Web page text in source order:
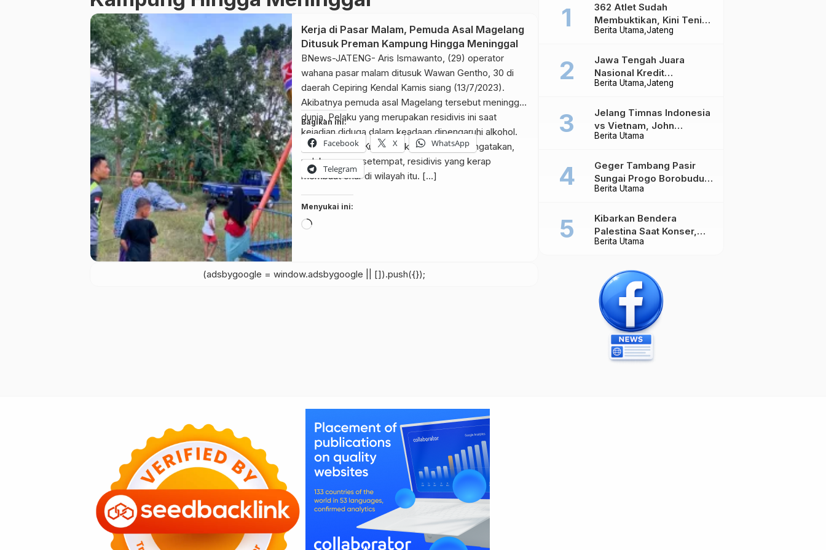
Kerja di Pasar Malam, Pemuda Asal Magelang
Ditusuk Preman Kampung Hingga Meninggal
BNews-JATENG- Aris Ismawanto, (29) operator
wahana pasar malam ditusuk Wawan Gentho, 30 di
daerah Cepiring Kendal Kamis siang (13/7/2023).
Akibatnya pemuda asal Magelang tersebut meninggal
dunia. Pelaku yang merupakan residivis ini saat
kejadian diduga dalam keadaan dipengaruhi alkohol.
Kades Pidodo Kulon Didik Prastiawan mengatakan,
pelaku, warga setempat, residivis yang kerap
membuat onar di wilayah itu. […]
Bagikan ini:
Facebook X WhatsApp
Telegram
Menyukai ini:
Memuat...
(adsbygoogle = window.adsbygoogle || []).push({});
Berita Utama Jateng
362 Atlet Sudah
Membuktikan, Kini Tenis
Meja Jateng Dibidik Jadi
Berita Utama Jateng
Jawa Tengah Juara
Nasional Kredit
Perumahan, Realisasi
Berita Utama
Jelang Timnas Indonesia
vs Vietnam, John
Herdman Ungkap Hal
Berita Utama
Geger Tambang Pasir
Sungai Progo Borobudur,
Warga Sambeng Hentikan
Berita Utama
Kibarkan Bendera
Palestina Saat Konser,
Massive Attack Dilarang